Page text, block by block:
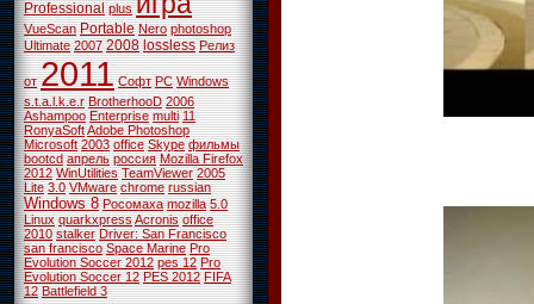
Professional plus
VueScan Portable Nero photoshop
Ultimate 2007 2008 lossless Релиз
от 2011 Софт PC Windows
s.t.a.l.k.e.r BrotherhooD 2006
Ashampoo Enterprise multi 11
RonyaSoftAdobe Photoshop
Microsoft 2003 office Skype фильмы
bootcd апрель россия Mozilla Firefox
2012 WinUtilities TeamViewer 2005
Lite 3.0 VMware chrome russian
Windows 8 Росомаха mozilla 5.0
Linux quarkxpressAcronis office
2010 stalker Driver: San Francisco
san francisco Space Marine Pro
Evolution Soccer 2012 pes 12 Pro
Evolution Soccer 12 PES 2012 FIFA
12 Battlefield 3